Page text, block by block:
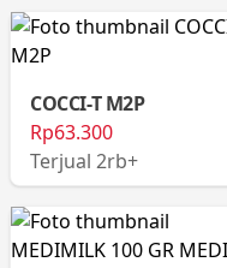
COCCI-T M2P
Rp63.300
Terjual 2rb+